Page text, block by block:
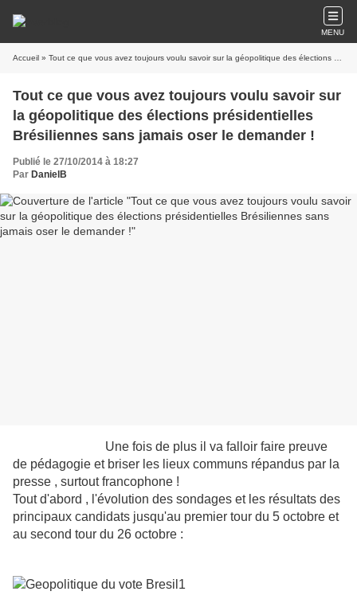
MENU
Accueil » Tout ce que vous avez toujours voulu savoir sur la géopolitique des élections présidentielles Brésiliennes sans jamais oser le demander !
Tout ce que vous avez toujours voulu savoir sur
la géopolitique des élections présidentielles
Brésiliennes sans jamais oser le demander !
Publié le 27/10/2014 à 18:27
Par DanielB
Une fois de plus il va falloir faire preuve
de pédagogie et briser les lieux communs répandus par la
presse , surtout francophone !
Tout d'abord , l'évolution des sondages et les résultats des
principaux candidats jusqu'au premier tour du 5 octobre et
au second tour du 26 octobre :